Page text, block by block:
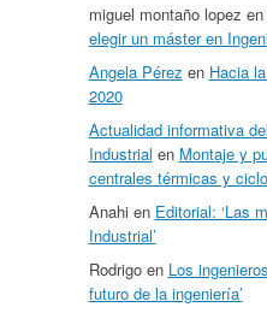
miguel montaño lopez en
elegir un máster en
Angela Pérez en Hacia
2020
Actualidad informativa
Industrial en Montaje y
centrales térmicas y
Anahi en Editorial: ‘Las
Industrial’
Rodrigoen Los
futuro de la ingeniería’